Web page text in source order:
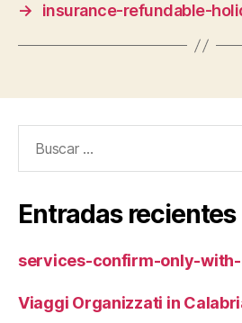
→
insurance-refundable-
Entradas recientes
services-confirm-only-
Viaggi Organizzati in